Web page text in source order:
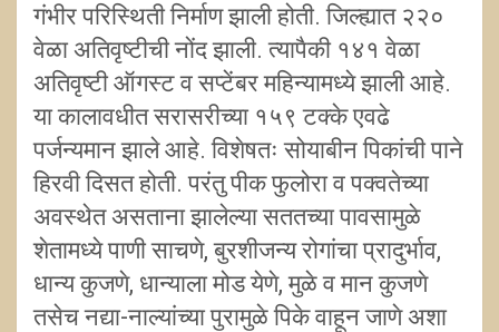
गंभीर परिस्थिती निर्माण झाली होती. जिल्ह्यात २२०
वेळा अतिवृष्टीची नोंद झाली. त्यापैकी १४१ वेळा
अतिवृष्टी ऑगस्ट व सप्टेंबर महिन्यामध्ये झाली आहे.
या कालावधीत सरासरीच्या १५९ टक्के एवढे
पर्जन्यमान झाले आहे. विशेषतः सोयाबीन पिकांची पाने
हिरवी दिसत होती. परंतु पीक फुलोरा व पक्वतेच्या
अवस्थेत असताना झालेल्या सततच्या पावसामुळे
शेतामध्ये पाणी साचणे, बुरशीजन्य रोगांचा प्रादुर्भाव,
धान्य कुजणे, धान्याला मोड येणे, मुळे व मान कुजणे
तसेच नद्या-नाल्यांच्या पुरामुळे पिके वाहून जाणे अशा